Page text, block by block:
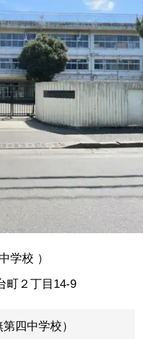
学校 ）
町２丁目14-9
四中学校）